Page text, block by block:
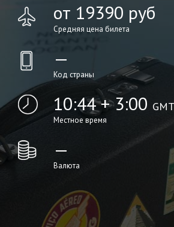
от 19390 руб
Средняя цена билета
—
Код страны
10:44 + 3:00 GMT
Местное время
—
Валюта